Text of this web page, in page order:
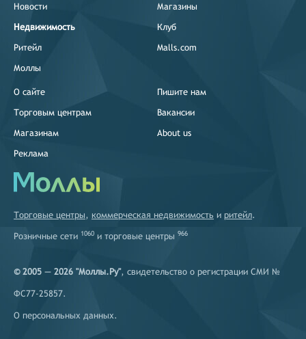
Новости
Недвижимость
Ритейл
Моллы
Магазины
Клуб
Malls.com
О сайте
Торговым центрам
Магазинам
Реклама
Пишите нам
Вакансии
About us
Торговые центры, коммерческая недвижимость и ритейл.
Розничные сети 1060 и торговые центры 966
© 2005 — 2026 "Моллы.Ру", свидетельство о регистрации СМИ №
ФС77-25857.
О персональных данных.